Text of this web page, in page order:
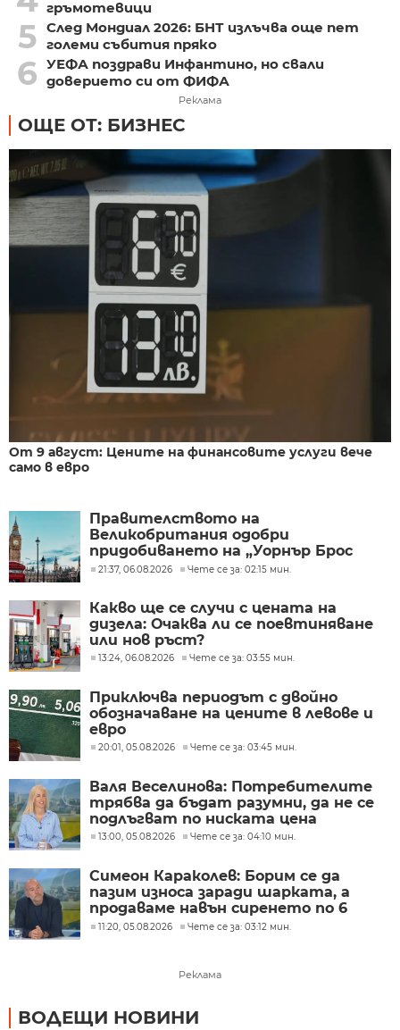
гръмотевици
5 След Мондиал 2026: БНТ излъчва още пет
големи събития пряко
6 УЕФА поздрави Инфантино, но свали
доверието си от ФИФА
Реклама
ОЩЕ ОТ: БИЗНЕС
От 9 август: Цените на финансовите услуги вече
само в евро
Правителството на
Великобритания одобри
придобиването на „Уорнър Брос
Дискавъри“ от „Парамаунт“ за 110
21:37, 06.08.2026 Чете се за: 02:15 мин.
Какво ще се случи с цената на
дизела: Очаква ли се поевтиняване
или нов ръст?
13:24, 06.08.2026 Чете се за: 03:55 мин.
Приключва периодът с двойно
обозначаване на цените в левове и
евро
20:01, 05.08.2026 Чете се за: 03:45 мин.
Валя Веселинова: Потребителите
трябва да бъдат разумни, да не се
подлъгват по ниската цена
13:00, 05.08.2026 Чете се за: 04:10 мин.
Симеон Караколев: Борим се да
пазим износа заради шарката, а
продаваме навън сиренето по 6
евро, тук го купуваме по 15-18 евро
11:20, 05.08.2026 Чете се за: 03:12 мин.
Реклама
ВОДЕЩИ НОВИНИ